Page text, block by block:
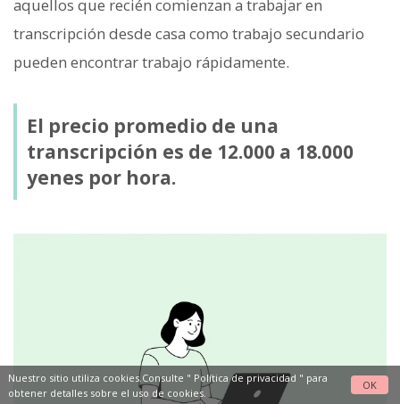
aquellos que recién comienzan a trabajar en
transcripción desde casa como trabajo secundario
pueden encontrar trabajo rápidamente.
El precio promedio de una
transcripción es de 12.000 a 18.000
yenes por hora.
Nuestro sitio utiliza cookies.Consulte " Política de privacidad " para
obtener detalles sobre el uso de cookies.
OK